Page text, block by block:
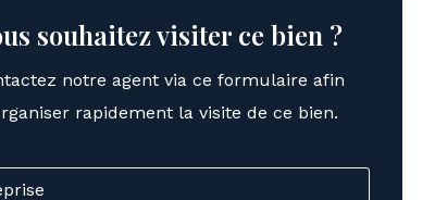
souhaitez visiter ce bien ?
notre agent via ce formulaire afin
rapidement la visite de ce bien.